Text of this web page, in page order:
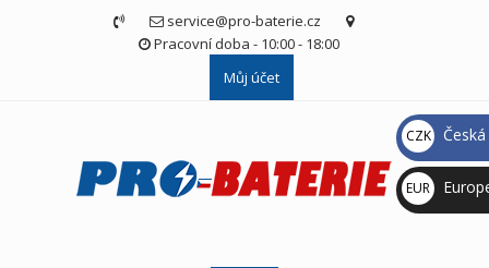
service@pro-baterie.cz
Pracovní doba - 10:00 - 18:00
Můj účet
CZK
Kč
EUR
€